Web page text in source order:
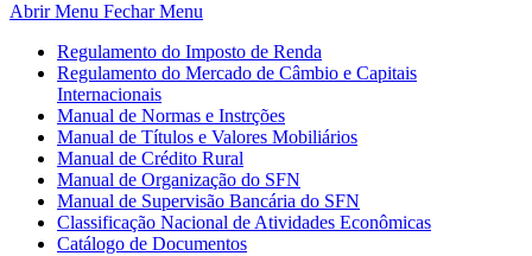
Abrir Menu Fechar Menu
Regulamento do Imposto de Renda
Regulamento do Mercado de Câmbio e Capitais
Internacionais
Manual de Normas e Instrções
Manual de Títulos e Valores Mobiliários
Manual de Crédito Rural
Manual de Organização do SFN
Manual de Supervisão Bancária do SFN
Classificação Nacional de Atividades Econômicas
Catálogo de Documentos